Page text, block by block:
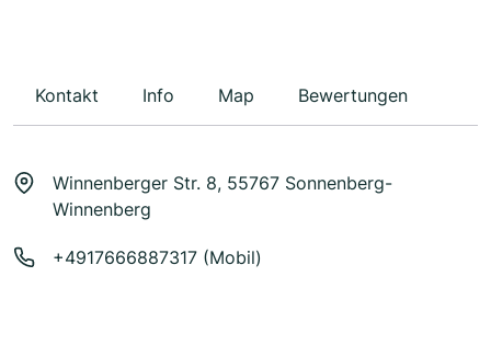
Kontakt Info Map Bewertungen
Winnenberger Str. 8, 55767 Sonnenberg-
Winnenberg
+4917666887317 (Mobil)